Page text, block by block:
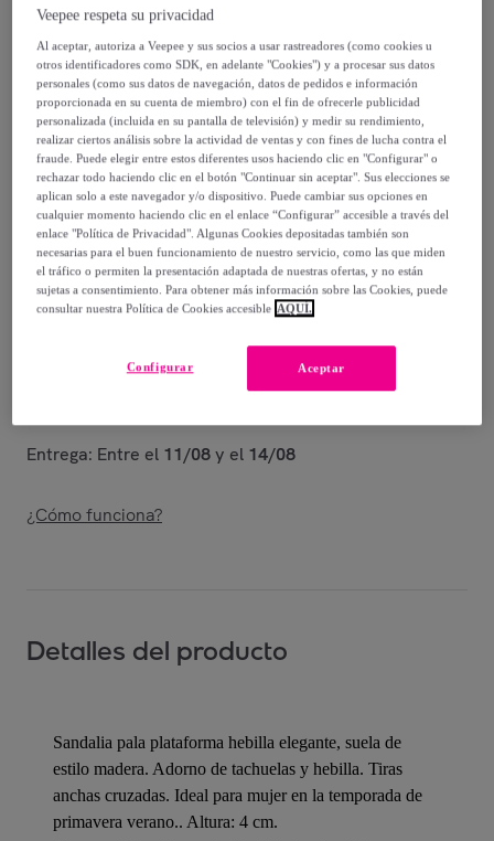
Sandalia pala plataforma de madera con
hebilla elegante
24,99 €
49,98 €
-50%
Vendido porShoes and Blues
Entrega: Entre el 11/08y el 14/08
¿Cómo funciona?
Detalles del producto
Sandalia pala plataforma hebilla elegante, suela de
estilo madera. Adorno de tachuelas y hebilla. Tiras
anchas cruzadas. Ideal para mujer en la temporada de
primavera verano.. Altura: 4 cm.
Veepee respeta su privacidad
Al aceptar, autoriza a Veepee y sus socios a usar rastreadores (como cookies u
otros identificadores como SDK, en adelante "Cookies") y a procesar sus datos
personales (como sus datos de navegación, datos de pedidos e información
proporcionada en su cuenta de miembro) con el fin de ofrecerle publicidad
personalizada (incluida en su pantalla de televisión) y medir su rendimiento,
realizar ciertos análisis sobre la actividad de ventas y con fines de lucha contra el
fraude. Puede elegir entre estos diferentes usos haciendo clic en "Configurar" o
rechazar todo haciendo clic en el botón "Continuar sin aceptar". Sus elecciones se
aplican solo a este navegador y/o dispositivo. Puede cambiar sus opciones en
cualquier momento haciendo clic en el enlace “Configurar” accesible a través del
enlace "Política de Privacidad". Algunas Cookies depositadas también son
necesarias para el buen funcionamiento de nuestro servicio, como las que miden
el tráfico o permiten la presentación adaptada de nuestras ofertas, y no están
sujetas a consentimiento. Para obtener más información sobre las Cookies, puede
consultar nuestra Política de Cookies accesible AQUÍ.
Aceptar
Configurar